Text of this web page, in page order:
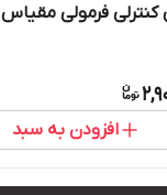
فرمولی مقیاس ۱:۱۴
افزودن به سبد